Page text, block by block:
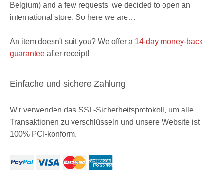
Belgium) and a few requests, we decided to open an
international store. So here we are…
An item doesn't suit you? We offer a 14-day money-back
guarantee after receipt!
Einfache und sichere Zahlung
Wir verwenden das SSL-Sicherheitsprotokoll, um alle
Transaktionen zu verschlüsseln und unsere Website ist
100% PCI-konform.